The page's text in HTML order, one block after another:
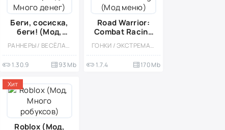
Беги, сосиска,
беги! (Мод,
Много денег) РАННЕРЫ / ВЕСЁЛАЯ / ЭКШЕНЫ / ПЛАТФОРМЕРЫ / КАЗУАЛЬНЫЕ / ОДНОПОЛЬЗОВАТЕЛЬСКИЕ / СТИЛИЗАЦИЯ / ОФЛАЙН / МОД / ПО МУЛЬТФИЛЬМАМ / ВСТРОЕННЫЙ КЕШ / МАЛЕНЬКАЯ
1.30.9 93 Mb
Road Warrior:
Combat Racing
(Мод меню)
ГОНКИ / ЭКСТРЕМАЛЬНАЯ ЕЗДА / КАЗУАЛЬНЫЕ / МНОГОПОЛЬЗОВАТЕЛЬСКАЯ / СОРЕВНОВАТЕЛЬНАЯ / ОДНОПОЛЬЗОВАТЕЛЬСКИЕ / СТИЛИЗАЦИЯ / МОД / ВСТРОЕННЫЙ КЕШ / ВИД СБОКУ
1.7.4 170 Mb
Roblox (Мод,
Хит